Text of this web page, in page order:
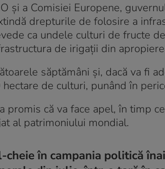
și a Comisiei Europene,
drepturile de folosire a
ca undele culturi de fructe
de irigații din
săptămâni și, dacă va fi
de culturi, punând în
promis că va face apel, în timp
al patrimoniului mondial.
în campania politică